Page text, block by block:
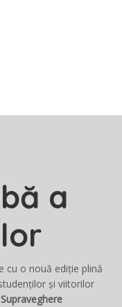
a
cu o nouă ediție plină
și viitorilor